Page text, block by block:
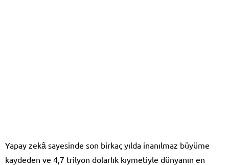
Yapay zekâ sayesinde son birkaç yılda inanılmaz büyüme
kaydeden ve 4,7 trilyon dolarlık kıymetiyle dünyanın en